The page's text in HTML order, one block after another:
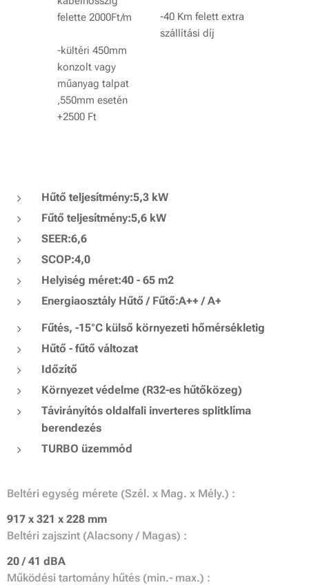
felette 2000Ft/m
-kültéri 450mm
konzolt vagy
műanyag talpat
,550mm esetén
+2500 Ft
-40 Km felett extra
szállítási díj
Hűtő teljesítmény:5,3 kW
Fűtő teljesítmény:5,6 kW
SEER:6,6
SCOP:4,0
Helyiség méret:40 - 65 m2
Energiaosztály Hűtő / Fűtő:A++ / A+
Fűtés, -15°C külső környezeti hőmérsékletig
Hűtő - fűtő változat
Időzítő
Környezet védelme (R32-es hűtőközeg)
Távirányítós oldalfali inverteres splitklíma
berendezés
TURBO üzemmód
Beltéri egység mérete (Szél. x Mag. x Mély.) :
917 x 321 x 228 mm
Beltéri zajszint (Alacsony / Magas) :
20 / 41 dBA
Működési tartomány hűtés (min.- max.) :